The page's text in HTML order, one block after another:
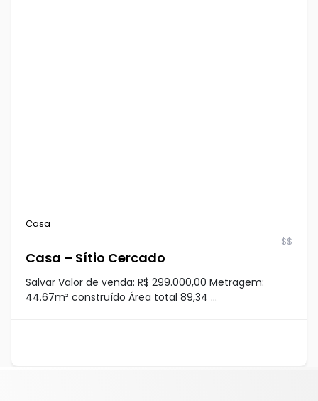
Casa
$$
Casa – Sítio Cercado
Salvar Valor de venda: R$ 299.000,00 Metragem:
44.67m² construído Área total 89,34 ...